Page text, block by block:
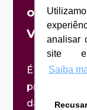
analisar
site e
Saiba
analisar
site e
Saiba
opção
Vila
É nestas
profissional
da